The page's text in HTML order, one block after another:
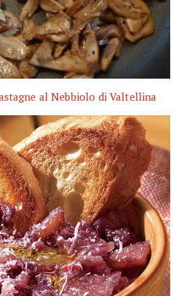
al Nebbiolo di Valtellina